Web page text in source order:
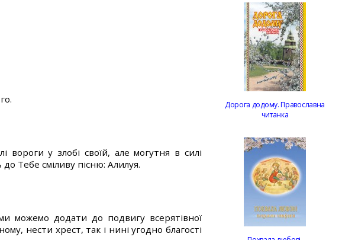
вороги у злобі своїй, але могутня в силі
до Тебе сміливу пісню: Алилуя.
додати до подвигу всерятівної
нести хрест, так і нині угодно благості
Дорога додому. Православна
читанка